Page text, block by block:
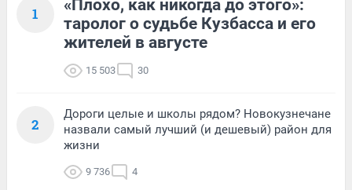
1
«Плохо, как никогда до этого»:
таролог о судьбе Кузбасса и его
жителей в августе
15 503 30
2
Дороги целые и школы рядом? Новокузнечане
назвали самый лучший (и дешевый) район для
жизни
9 736 4